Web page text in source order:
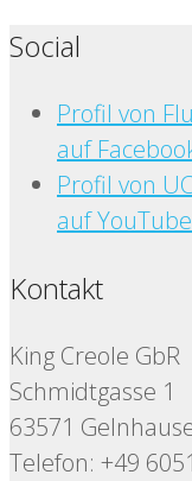
Social
Profil von
auf
Profil von
auf
Kontakt
King Creole GbR
Schmidtgasse 1
63571
Telefon: +49